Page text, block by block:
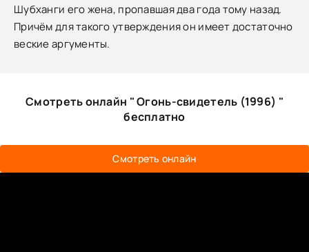
Шубханги его жена, пропавшая два года тому назад.
Причём для такого утверждения он имеет достаточно
веские аргументы.
Смотреть онлайн " Огонь-свидетель (1996) "
бесплатно
Смотреть онлайн